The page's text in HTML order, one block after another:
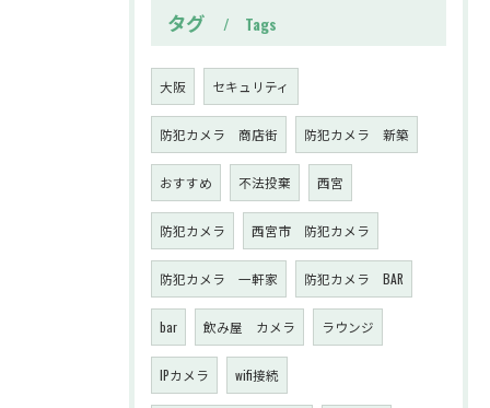
タグ Tags
大阪 セキュリティ
防犯カメラ 商店街 防犯カメラ 新築
おすすめ 不法投棄 西宮
防犯カメラ 西宮市 防犯カメラ
防犯カメラ 一軒家 防犯カメラ BAR
bar 飲み屋 カメラ ラウンジ
IPカメラ wifi接続